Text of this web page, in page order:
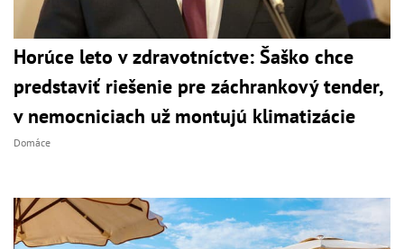
Horúce leto v zdravotníctve: Šaško chce
predstaviť riešenie pre záchrankový tender,
v nemocniciach už montujú klimatizácie
Domáce